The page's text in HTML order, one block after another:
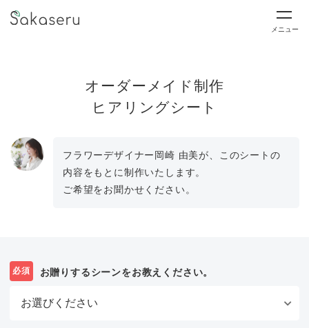
メニュー
オーダーメイド制作
ヒアリングシート
フラワーデザイナー岡崎 由美が、このシートの
内容をもとに制作いたします。
ご希望をお聞かせください。
必須 お贈りするシーンをお教えください。